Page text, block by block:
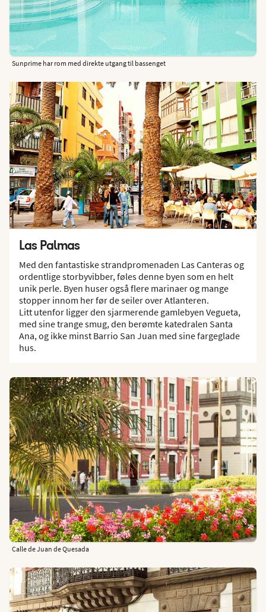
Sunprime har rom med direkte utgang til bassenget
Las Palmas
Med den fantastiske strandpromenaden Las Canteras og
ordentlige storbyvibber, føles denne byen som en helt
unik perle. Byen huser også flere marinaer og mange
stopper innom her før de seiler over Atlanteren.
Litt utenfor ligger den sjarmerende gamlebyen Vegueta,
med sine trange smug, den berømte katedralen Santa
Ana, og ikke minst Barrio San Juan med sine fargeglade
hus.
Calle de Juan de Quesada